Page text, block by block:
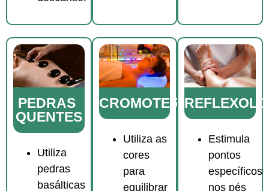
PEDRAS
QUENTES
Utiliza
pedras
basálticas
CROMOTERAPIA
Utiliza as
cores
para
equilibrar
Estimula
pontos
específicos
nos pés